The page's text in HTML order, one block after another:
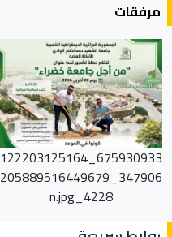
مرفقات
675930933_122203125164
347906_205889516449679
4228_n.jpg